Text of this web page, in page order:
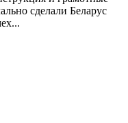
сделали Беларус